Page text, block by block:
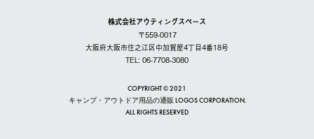
株式会社アウティングスペース
〒559-0017
大阪府大阪市住之江区中加賀屋4丁目4番18号
TEL: 06-7708-3080
COPYRIGHT © 2021
キャンプ・アウトドア用品の通販 LOGOS CORPORATION.
ALL RIGHTS RESERVED